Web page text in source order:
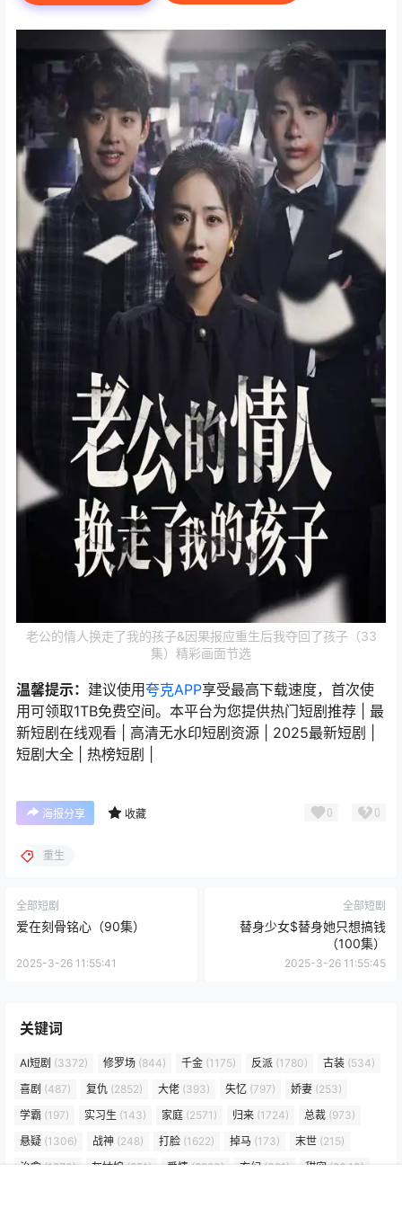
老公的情人换走了我的孩子&因果报应重生后我夺回了孩子（33
集）精彩画面节选
温馨提示： 建议使用夸克APP享受最高下载速度，首次使
用可领取1TB免费空间。本平台为您提供热门短剧推荐 | 最
新短剧在线观看 | 高清无水印短剧资源 | 2025最新短剧 |
短剧大全 | 热榜短剧 |
海报分享 收藏 0 0
重生
全部短剧
爱在刻骨铭心（90集）
2025-3-26 11:55:41
全部短剧
替身少女$替身她只想搞钱
（100集）
2025-3-26 11:55:45
关键词
AI短剧 (3372) 修罗场 (844) 千金 (1175) 反派 (1780) 古装 (534)
喜剧 (487) 复仇 (2852) 大佬 (393) 失忆 (797) 娇妻 (253)
学霸 (197) 实习生 (143) 家庭 (2571) 归来 (1724) 总裁 (973)
悬疑 (1306) 战神 (248) 打脸 (1622) 掉马 (173) 末世 (215)
治愈 (1270) 灰姑娘 (251) 爱情 (8820) 玄幻 (391) 甜宠 (2043)